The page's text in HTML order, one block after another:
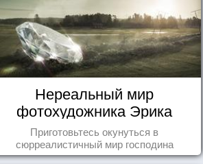
Нереальный мир
фотохудожника Эрика
Йоханссона
Приготовьтесь окунуться в
сюрреалистичный мир господина
Йоханссона